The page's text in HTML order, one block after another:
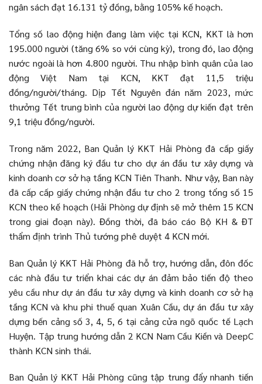
ngân sách đạt 16.131 tỷ đồng, bằng 105% kế hoạch.
Tổng số lao động hiện đang làm việc tại KCN, KKT là hơn
195.000 người (tăng 6% so với cùng kỳ), trong đó, lao động
nước ngoài là hơn 4.800 người. Thu nhập bình quân của lao
động Việt Nam tại KCN, KKT đạt 11,5 triệu
đồng/người/tháng. Dịp Tết Nguyên đán năm 2023, mức
thưởng Tết trung bình của người lao động dự kiến đạt trên
9,1 triệu đồng/người.
Trong năm 2022, Ban Quản lý KKT Hải Phòng đã cấp giấy
chứng nhận đăng ký đầu tư cho dự án đầu tư xây dựng và
kinh doanh cơ sở hạ tầng KCN Tiên Thanh. Như vậy, Ban này
đã cấp cấp giấy chứng nhận đầu tư cho 2 trong tổng số 15
KCN theo kế hoạch (Hải Phòng dự định sẽ mở thêm 15 KCN
trong giai đoạn này). Đồng thời, đã báo cáo Bộ KH & ĐT
thẩm định trình Thủ tướng phê duyệt 4 KCN mới.
Ban Quản lý KKT Hải Phòng đã hỗ trợ, hướng dẫn, đôn đốc
các nhà đầu tư triển khai các dự án đảm bảo tiến độ theo
yêu cầu như dự án đầu tư xây dựng và kinh doanh cơ sở hạ
tầng KCN và khu phi thuế quan Xuân Cầu, dự án đầu tư xây
dựng bến cảng số 3, 4, 5, 6 tại cảng cửa ngõ quốc tế Lạch
Huyện. Tập trung hướng dẫn 2 KCN Nam Cầu Kiền và DeepC
thành KCN sinh thái.
Ban Quản lý KKT Hải Phòng cũng tập trung đẩy nhanh tiến